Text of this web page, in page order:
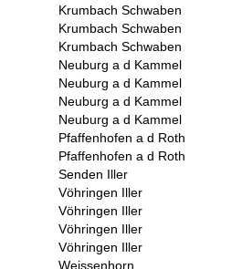
Krumbach Schwaben
Krumbach Schwaben
Krumbach Schwaben
Neuburg a d Kammel
Neuburg a d Kammel
Neuburg a d Kammel
Neuburg a d Kammel
Pfaffenhofen a d Roth
Pfaffenhofen a d Roth
Senden Iller
Vöhringen Iller
Vöhringen Iller
Vöhringen Iller
Vöhringen Iller
Weissenhorn